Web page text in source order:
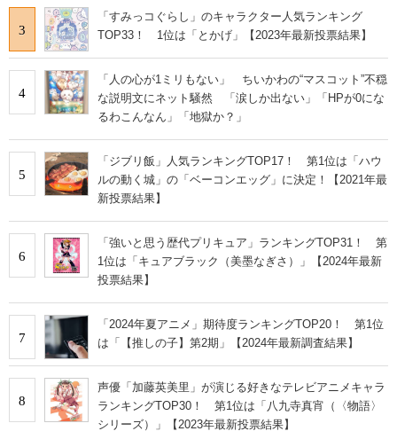
3
「すみっコぐらし」のキャラクター人気ランキング
TOP33！ 1位は「とかげ」【2023年最新投票結果】
4
「人の心が1ミリもない」 ちいかわの“マスコット”不穏
な説明文にネット騒然 「涙しか出ない」「HPが0にな
るわこんなん」「地獄か？」
5
「ジブリ飯」人気ランキングTOP17！ 第1位は「ハウ
ルの動く城」の「ベーコンエッグ」に決定！【2021年最
新投票結果】
6
「強いと思う歴代プリキュア」ランキングTOP31！ 第
1位は「キュアブラック（美墨なぎさ）」【2024年最新
投票結果】
7
「2024年夏アニメ」期待度ランキングTOP20！ 第1位
は「【推しの子】第2期」【2024年最新調査結果】
8
声優「加藤英美里」が演じる好きなテレビアニメキャラ
ランキングTOP30！ 第1位は「八九寺真宵（〈物語〉
シリーズ）」【2023年最新投票結果】